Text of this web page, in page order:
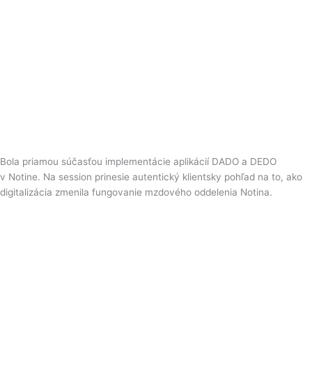
Bola priamou súčasťou implementácie aplikácií DADO a DEDO
v Notine. Na session prinesie autentický klientsky pohľad na to, ako
digitalizácia zmenila fungovanie mzdového oddelenia Notina.